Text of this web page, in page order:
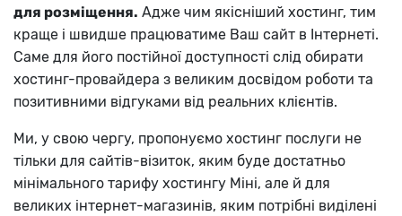
для розміщення. Адже чим якісніший хостинг, тим
краще і швидше працюватиме Ваш сайт в Інтернеті.
Саме для його постійної доступності слід обирати
хостинг-провайдера з великим досвідом роботи та
позитивними відгуками від реальних клієнтів.
Ми, у свою чергу, пропонуємо хостинг послуги не
тільки для сайтів-візиток, яким буде достатньо
мінімального тарифу хостингу Міні, але й для
великих інтернет-магазинів, яким потрібні виділені